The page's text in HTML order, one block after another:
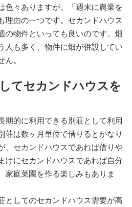
色々ありますが、「週末に農業を
理由の一つです。セカンドハウス
の物件といっても良いのです。畑
人も多く、物件に畑が併設してい
。
てセカンドハウスを
期的に利用できる別荘として利用
荘は数ヶ月単位で借りるとかなり
、セカンドハウスであれば借りや
けにセカンドハウスであれば自分
家庭菜園を作る楽しみもありま
としてのセカンドハウス需要が高